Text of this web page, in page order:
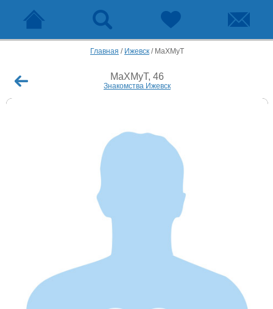
Главная / Ижевск / MaXMyT
MaXMyT, 46
Знакомства Ижевск